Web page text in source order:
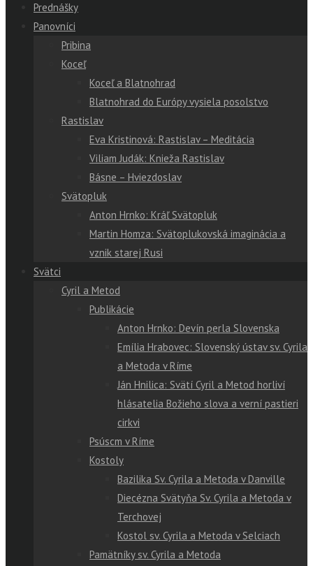
Prednášky
Panovníci
Pribina
Koceľ
Koceľ a Blatnohrad
Blatnohrad do Európy vysiela posolstvo
Rastislav
Eva Kristinová: Rastislav – Meditácia
Viliam Judák: Knieža Rastislav
Básne – Hviezdoslav
Svätopluk
Anton Hrnko: Kráľ Svätopluk
Martin Homza: Svätoplukovská imaginácia a
vznik starej Rusi
Svätci
Cyril a Metod
Publikácie
Anton Hrnko: Devín perla Slovenska
Emília Hrabovec: Slovenský ústav sv. Cyrila
a Metoda v Ríme
Ján Hnilica: Svätí Cyril a Metod horliví
hlásatelia Božieho slova a verní pastieri
cirkvi
Psúscm v Ríme
Kostoly
Bazilika Sv. Cyrila a Metoda v Danville
Diecézna Svätyňa Sv. Cyrila a Metoda v
Terchovej
Kostol sv. Cyrila a Metoda v Selciach
Pamätníky sv. Cyrila a Metoda